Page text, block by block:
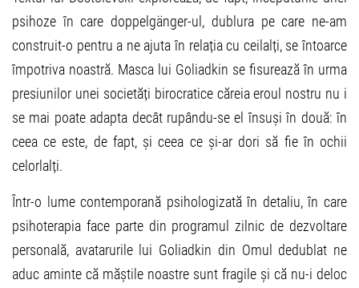
psihoze în care doppelgänger-ul, dublura pe care ne-am
construit-o pentru a ne ajuta în relația cu ceilalți, se întoarce
împotriva noastră. Masca lui Goliadkin se fisurează în urma
presiunilor unei societăți birocratice căreia eroul nostru nu i
se mai poate adapta decât rupându-se el însuși în două: în
ceea ce este, de fapt, și ceea ce și-ar dori să fie în ochii
celorlalți.
Într-o lume contemporană psihologizată în detaliu, în care
psihoterapia face parte din programul zilnic de dezvoltare
personală, avatarurile lui Goliadkin din Omul dedublat ne
aduc aminte că măștile noastre sunt fragile și că nu-i deloc